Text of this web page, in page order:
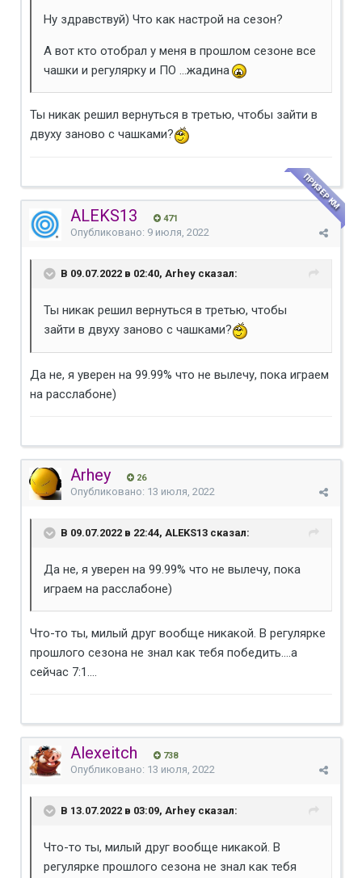
Ну здравствуй) Что как настрой на сезон?
А вот кто отобрал у меня в прошлом сезоне все
чашки и регулярку и ПО ...жадина
Ты никак решил вернуться в третью, чтобы зайти в
двуху заново с чашками?
ALEKS13 471
ПРИЗЕР КМ
Опубликовано: 9 июля, 2022
В 09.07.2022 в 02:40, Arhey сказал:
Ты никак решил вернуться в третью, чтобы
зайти в двуху заново с чашками?
Да не, я уверен на 99.99% что не вылечу, пока играем
на расслабоне)
Arhey 26
Опубликовано: 13 июля, 2022
В 09.07.2022 в 22:44, ALEKS13 сказал:
Да не, я уверен на 99.99% что не вылечу, пока
играем на расслабоне)
Что-то ты, милый друг вообще никакой. В регулярке
прошлого сезона не знал как тебя победить....а
сейчас 7:1....
Alexeitch 738
Опубликовано: 13 июля, 2022
В 13.07.2022 в 03:09, Arhey сказал:
Что-то ты, милый друг вообще никакой. В
регулярке прошлого сезона не знал как тебя